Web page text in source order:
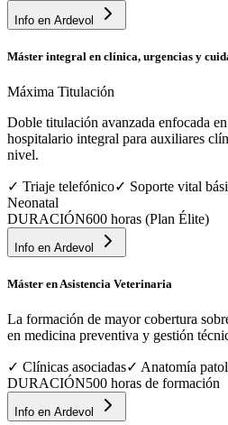
Info en Ardevol
Máster integral en clínica, urgencias y
Máxima Titulación
Doble titulación avanzada enfocada
hospitalario integral para auxiliares
nivel.
✓ Triaje telefónico✓ Soporte vital
Neonatal
DURACIÓN600 horas (Plan Élite)
Info en Ardevol
Máster en Asistencia Veterinaria
La formación de mayor cobertura
en medicina preventiva y gestión
✓ Clínicas asociadas✓ Anatomía
DURACIÓN500 horas de formación
Info en Ardevol